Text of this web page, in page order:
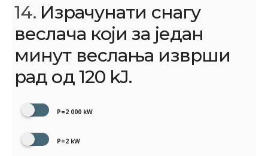
14. Израчунати снагу
веслача који за један
минут веслања изврши
рад од 120 kJ.
P=2 000 kW
P=2 kW